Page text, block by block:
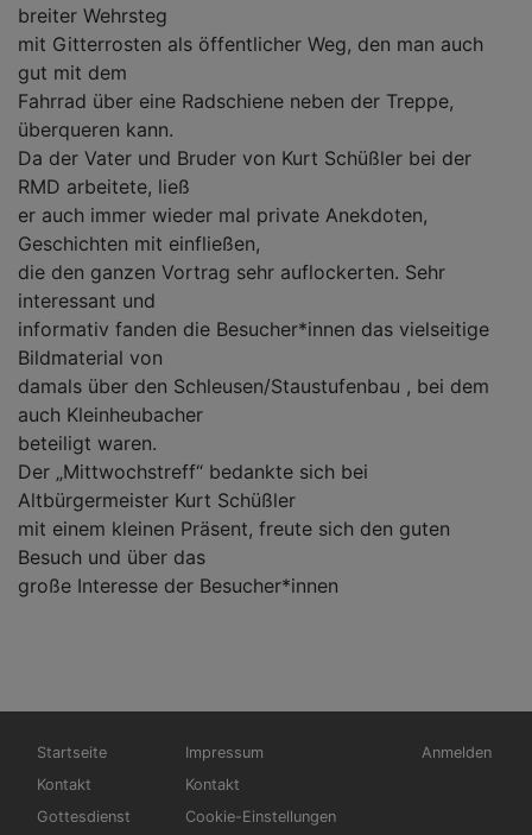
breiter Wehrsteg
mit Gitterrosten als öffentlicher Weg, den man auch
gut mit dem
Fahrrad über eine Radschiene neben der Treppe,
überqueren kann.
Da der Vater und Bruder von Kurt Schüßler bei der
RMD arbeitete, ließ
er auch immer wieder mal private Anekdoten,
Geschichten mit einfließen,
die den ganzen Vortrag sehr auflockerten. Sehr
interessant und
informativ fanden die Besucher*innen das vielseitige
Bildmaterial von
damals über den Schleusen/Staustufenbau , bei dem
auch Kleinheubacher
beteiligt waren.
Der „Mittwochstreff“ bedankte sich bei
Altbürgermeister Kurt Schüßler
mit einem kleinen Präsent, freute sich den guten
Besuch und über das
große Interesse der Besucher*innen
Hauptnavigation
Startseite
Kontakt
Gottesdienst
Fußbereichsmenü
Impressum
Kontakt
Cookie-Einstellungen
Anmelden